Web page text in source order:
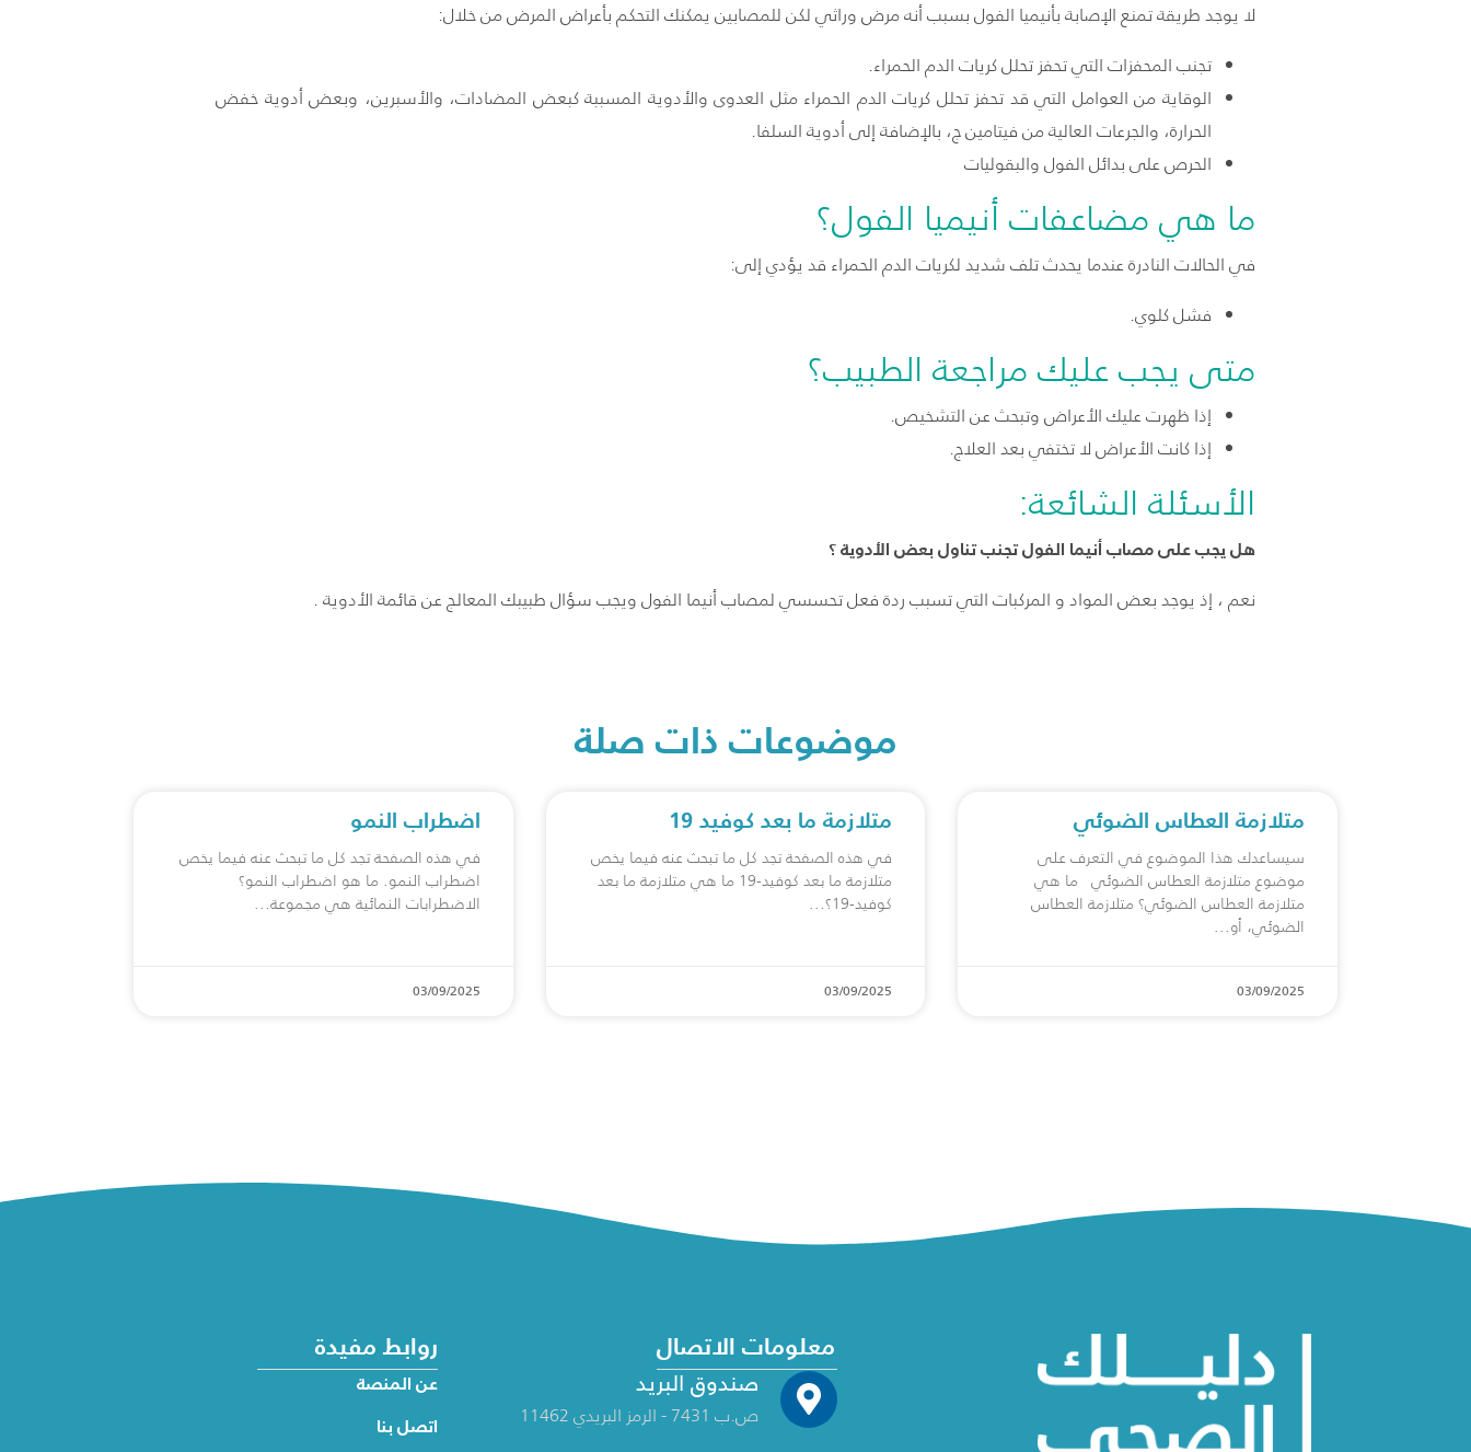
لا يوجد طريقة تمنع الإصابة بأنيميا الفول بسبب أنه مرض وراثي لكن للمصابين يمكنك التحكم بأعراض المرض من خلال:
تجنب المحفزات التي تحفز تحلل كريات الدم الحمراء.
الوقاية من العوامل التي قد تحفز تحلل كريات الدم الحمراء مثل العدوى والأدوية المسببة كبعض المضادات، والأسبرين، وبعض أدوية خفض
الحرارة، والجرعات العالية من فيتامين ج، بالإضافة إلى أدوية السلفا.
الحرص على بدائل الفول والبقوليات
ما هي مضاعفات أنيميا الفول؟
في الحالات النادرة عندما يحدث تلف شديد لكريات الدم الحمراء قد يؤدي إلى:
فشل كلوي.
متى يجب عليك مراجعة الطبيب؟
إذا ظهرت عليك الأعراض وتبحث عن التشخيص.
إذا كانت الأعراض لا تختفي بعد العلاج.
الأسئلة الشائعة:
هل يجب على مصاب أنيما الفول تجنب تناول بعض الأدوية ؟
نعم ، إذ يوجد بعض المواد و المركبات التي تسبب ردة فعل تحسسي لمصاب أنيما الفول ويجب سؤال طبيبك المعالج عن قائمة الأدوية .
موضوعات ذات صلة
متلازمة العطاس الضوئي
سيساعدك هذا الموضوع في التعرف على
موضوع متلازمة العطاس الضوئي ما هي
متلازمة العطاس الضوئي؟ متلازمة العطاس
الضوئي، أو
03/09/2025
متلازمة ما بعد كوفيد 19
في هذه الصفحة تجد كل ما تبحث عنه فيما يخص
متلازمة ما بعد كوفيد-19 ما هي متلازمة ما بعد
كوفيد-19؟
03/09/2025
اضطراب النمو
في هذه الصفحة تجد كل ما تبحث عنه فيما يخص
اضطراب النمو. ما هو اضطراب النمو؟
الاضطرابات النمائية هي مجموعة
03/09/2025
روابط مفيدة
عن المنصة
اتصل بنا
معلومات الاتصال
صندوق البريد
ص.ب 7431 - الرمز البريدي 11462